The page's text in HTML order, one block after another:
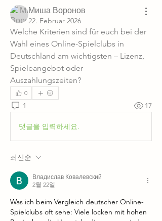
Миша Воронов
22. Februar 2026
Welche Kriterien sind für euch bei der
Wahl eines Online-Spielclubs in
Deutschland am wichtigsten – Lizenz,
Spieleangebot oder
Auszahlungszeiten?
0
1 17
댓글을 입력하세요.
최신순
Владислав Ковалевский
2월 22일
Was ich beim Vergleich deutscher Online-
Spielclubs oft sehe: Viele locken mit hohen